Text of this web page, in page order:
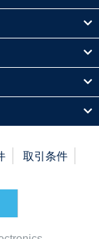
取引条件